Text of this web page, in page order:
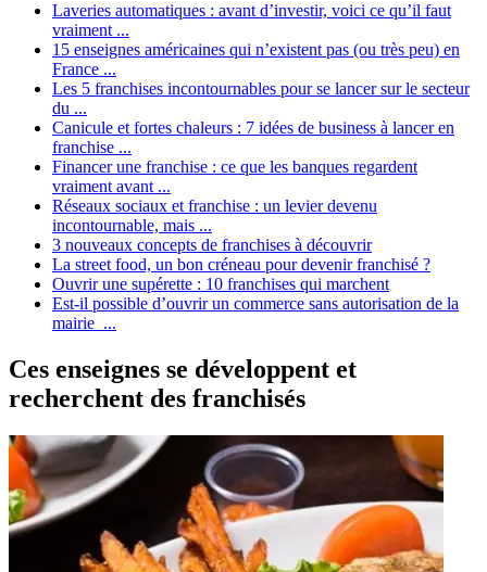
Laveries automatiques : avant d’investir, voici ce qu’il faut
vraiment ...
15 enseignes américaines qui n’existent pas (ou très peu) en
France ...
Les 5 franchises incontournables pour se lancer sur le secteur
du ...
Canicule et fortes chaleurs : 7 idées de business à lancer en
franchise ...
Financer une franchise : ce que les banques regardent
vraiment avant ...
Réseaux sociaux et franchise : un levier devenu
incontournable, mais ...
3 nouveaux concepts de franchises à découvrir
La street food, un bon créneau pour devenir franchisé ?
Ouvrir une supérette : 10 franchises qui marchent
Est-il possible d’ouvrir un commerce sans autorisation de la
mairie ...
Ces enseignes se développent et
recherchent des franchisés